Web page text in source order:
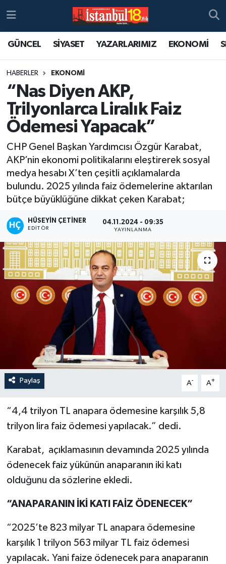
GÜNCEL SİYASET YAZARLARIMIZ EKONOMİ
HABERLER EKONOMİ
“Nas Diyen AKP,
Trilyonlarca Liralık Faiz
Ödemesi Yapacak”
CHP Genel Başkan Yardımcısı Özgür Karabat,
AKP’nin ekonomi politikalarını eleştirerek sosyal
medya hesabı X’ten çeşitli açıklamalarda
bulundu. 2025 yılında faiz ödemelerine aktarılan
bütçe büyüklüğüne dikkat çeken Karabat;
HÜSEYIN ÇETINER
EDITÖR
04.11.2024 - 09:35
YAYINLANMA
Paylaş A- A+
“4,4 trilyon TL anapara ödemesine karşılık 5,8
trilyon lira faiz ödemesi yapılacak.” dedi.
Karabat, açıklamasının devamında 2025 yılında
ödenecek faiz yükünün anaparanın iki katı
olduğunu da sözlerine ekledi.
“ANAPARANIN İKİ KATI FAİZ ÖDENECEK”
“2025’te 823 milyar TL anapara ödemesine
karşılık 1 trilyon 563 milyar TL faiz ödemesi
yapılacak. Yani faize ödenecek para anaparanın